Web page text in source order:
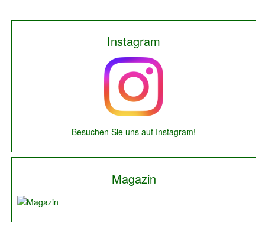
Instagram
Besuchen Sie uns auf Instagram!
Magazin